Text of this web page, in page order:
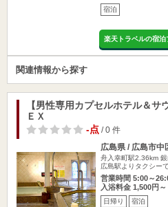
宿泊
楽天トラベルの宿泊
関連情報から探す
【男性専用カプセルホテル＆サ
ＥＸ
-点/ 0 件
広島県 / 広島市中
舟入幸町駅2.36km
広島駅よりタクシー
営業時間 5:00～
入浴料金 1,500円～
日帰り 宿泊